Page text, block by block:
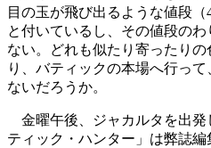
目の玉が飛び出るような値段
と付いているし、その値段の
ない。どれも似たり寄ったり
り、バティックの本場へ行っ
ないだろうか。
金曜午後、ジャカルタを出発
ティック・ハンター」は弊誌